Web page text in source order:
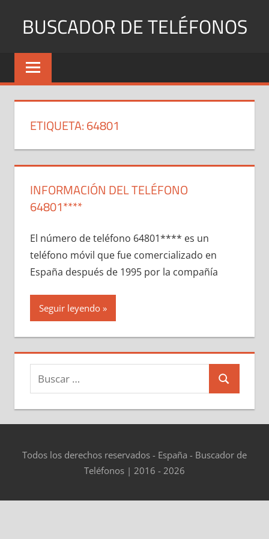
BUSCADOR DE TELÉFONOS
Identifica
Números
y
ETIQUETA:64801
INFORMACIÓN DEL TELÉFONO
64801****
El número dе teléfono 64801**** es un
teléfono móvil quе fue comercializado en
España después dе 1995 pοr la compañía
Seguir leyendo
Buscar:
Buscar
Todos los derechos reservados - España - Buscador de
Teléfonos | 2016 - 2026